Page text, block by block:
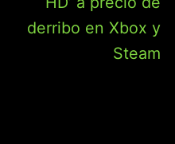
derribo en Xbox y
Steam